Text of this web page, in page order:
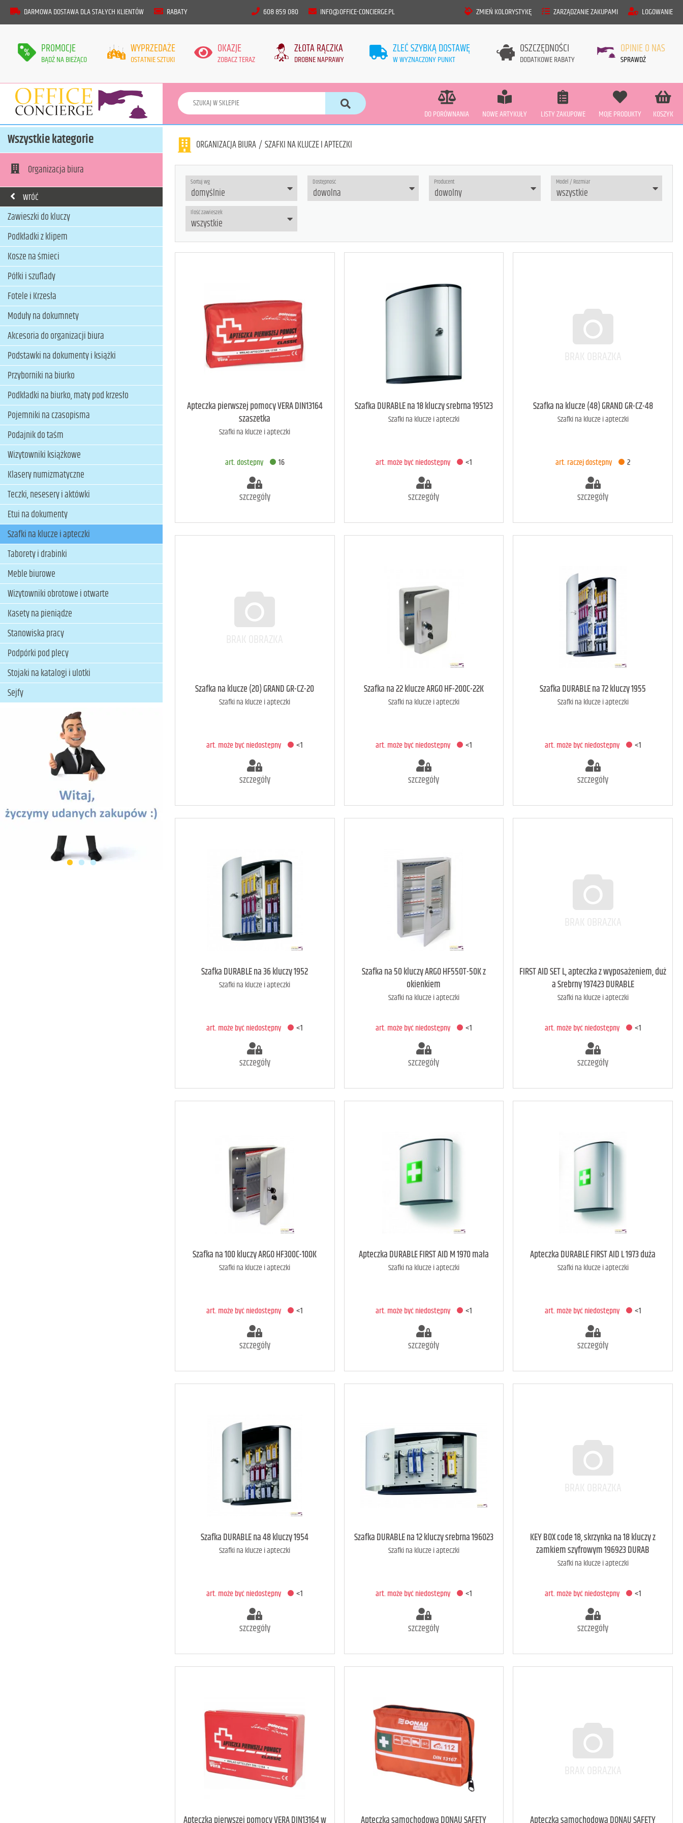
DARMOWA DOSTAWA DLA STAŁYCH KLIENTÓW RABATY 608 859 080 INFO@OFFICE-CONCIERGE.PL ZMIEŃ KOLORYSTYKĘ ZARZĄDZANIE ZAKUPAMI LOGOWANIE
PROMOCJE
BĄDŹ NA BIEŻĄCO
WYPRZEDAŻE
OSTATNIE SZTUKI
OKAZJE
ZOBACZ TERAZ
ZŁOTA RĄCZKA
DROBNE NAPRAWY
ZLEĆ SZYBKĄ DOSTAWĘ
W WYZNACZONY PUNKT
OSZCZĘDNOŚCI
DODATKOWE RABATY
OPINIE O NAS
SPRAWDŹ
DO PORÓWNANIA NOWE ARTYKUŁY LISTY ZAKUPOWE MOJE PRODUKTY KOSZYK
ORGANIZACJA BIURA/SZAFKI NA KLUCZE I APTECZKI
Sortuj wg Dostępność Producent Model / Rozmiar
Ilość zawieszek
Apteczka pierwszej pomocy VERA DIN13164
szaszetka
Szafki na klucze i apteczki
art. dostępny 16
szczegóły
art. dostępny 16
Szafka DURABLE na 18 kluczy srebrna 195123
Szafki na klucze i apteczki
art. może być niedostępny <1
szczegóły
art. może być niedostępny <1
Szafka na klucze (48) GRAND GR-CZ-48
Szafki na klucze i apteczki
art. raczej dostępny 2
szczegóły
art. raczej dostępny 2
Szafka na klucze (20) GRAND GR-CZ-20
Szafki na klucze i apteczki
art. może być niedostępny <1
szczegóły
art. może być niedostępny <1
Szafka na 22 klucze ARGO HF-200C-22K
Szafki na klucze i apteczki
art. może być niedostępny <1
szczegóły
art. może być niedostępny <1
Szafka DURABLE na 72 kluczy 1955
Szafki na klucze i apteczki
art. może być niedostępny <1
szczegóły
art. może być niedostępny <1
Szafka DURABLE na 36 kluczy 1952
Szafki na klucze i apteczki
art. może być niedostępny <1
szczegóły
art. może być niedostępny <1
Szafka na 50 kluczy ARGO HF550T-50K z
okienkiem
Szafki na klucze i apteczki
art. może być niedostępny <1
szczegóły
art. może być niedostępny <1
FIRST AID SET L, apteczka z wyposażeniem, duż
a Srebrny 197423 DURABLE
Szafki na klucze i apteczki
art. może być niedostępny <1
szczegóły
art. może być niedostępny <1
Szafka na 100 kluczy ARGO HF300C-100K
Szafki na klucze i apteczki
art. może być niedostępny <1
szczegóły
art. może być niedostępny <1
Apteczka DURABLE FIRST AID M 1970 mała
Szafki na klucze i apteczki
art. może być niedostępny <1
szczegóły
art. może być niedostępny <1
Apteczka DURABLE FIRST AID L 1973 duża
Szafki na klucze i apteczki
art. może być niedostępny <1
szczegóły
art. może być niedostępny <1
Szafka DURABLE na 48 kluczy 1954
Szafki na klucze i apteczki
art. może być niedostępny <1
szczegóły
art. może być niedostępny <1
Szafka DURABLE na 12 kluczy srebrna 196023
Szafki na klucze i apteczki
art. może być niedostępny <1
szczegóły
art. może być niedostępny <1
KEY BOX code 18, skrzynka na 18 kluczy z
zamkiem szyfrowym 196923 DURAB
Szafki na klucze i apteczki
art. może być niedostępny <1
szczegóły
art. może być niedostępny <1
Wszystkie kategorie
Organizacja biura
wróć
Zawieszki do kluczy
Podkładki z klipem
Kosze na śmieci
Półki i szuflady
Fotele i Krzesła
Moduły na dokumnety
Akcesoria do organizacji biura
Podstawki na dokumenty i książki
Przyborniki na biurko
Podkładki na biurko, maty pod krzesło
Pojemniki na czasopisma
Podajnik do taśm
Wizytowniki książkowe
Klasery numizmatyczne
Teczki, nesesery i aktówki
Etui na dokumenty
Szafki na klucze i apteczki
Taborety i drabinki
Meble biurowe
Wizytowniki obrotowe i otwarte
Kasety na pieniądze
Stanowiska pracy
Podpórki pod plecy
Stojaki na katalogi i ulotki
Sejfy